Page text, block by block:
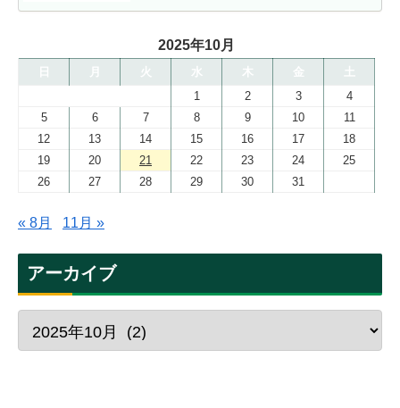
2025年10月
日 月 火 水 木 金
土
1
2 3
4
5
6 7 8 9 10
11
12
13 14 15 16 17
18
19
20 21 22 23 24
25
26
27 28 29 30 31
« 8月 11月 »
アーカイブ